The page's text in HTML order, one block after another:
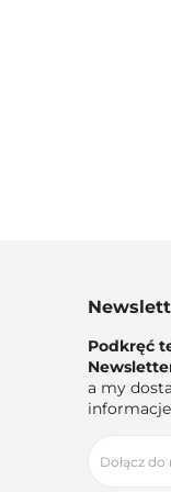
Podkręć
a my